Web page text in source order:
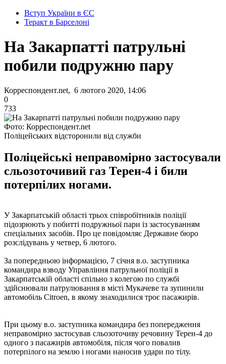
Вступ України в ЄС
Теракт в Барселоні
На Закарпатті патрульні
побили подружню пару
Корреспондент.net, 6 лютого 2020, 14:06
0
733
Фото: Корреспондент.net
Поліцейських відсторонили від служби
Поліцейські неправомірно застосували
сльозоточивий газ Терен-4 і били
потерпілих ногами.
У Закарпатській області трьох співробітників поліції
підозрюють у побитті подружньої пари із застосуванням
спеціальних засобів. Про це повідомляє Державне бюро
розслідувань у четвер, 6 лютого.
За попередньою інформацією, 7 січня в.о. заступника
командира взводу Управління патрульної поліції в
Закарпатській області спільно з колегою по службі
здійснювали патрулювання в місті Мукачеве та зупинили
автомобіль Citroen, в якому знаходилися троє пасажирів.
При цьому в.о. заступника командира без попередження
неправомірно застосував сльозоточиву речовину Терен-4 до
одного з пасажирів автомобіля, після чого повалив
потерпілого на землю і ногами наносив удари по тілу.